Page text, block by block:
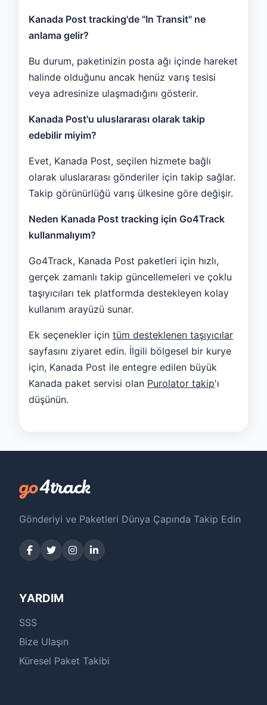
Kanada Post tracking'de "In Transit" ne
anlama gelir?
Bu durum, paketinizin posta ağı içinde hareket
halinde olduğunu ancak henüz varış tesisi
veya adresinize ulaşmadığını gösterir.
Kanada Post'u uluslararası olarak takip
edebilir miyim?
Evet, Kanada Post, seçilen hizmete bağlı
olarak uluslararası gönderiler için takip sağlar.
Takip görünürlüğü varış ülkesine göre değişir.
Neden Kanada Post tracking için Go4Track
kullanmalıyım?
Go4Track, Kanada Post paketleri için hızlı,
gerçek zamanlı takip güncellemeleri ve çoklu
taşıyıcıları tek platformda destekleyen kolay
kullanım arayüzü sunar.
Ek seçenekler için tüm desteklenen taşıyıcılar
sayfasını ziyaret edin. İlgili bölgesel bir kurye
için, Kanada Post ile entegre edilen büyük
Kanada paket servisi olan Purolator takip'ı
düşünün.
Gönderiyi ve Paketleri Dünya Çapında Takip Edin
YARDIM
SSS
Bize Ulaşın
Küresel Paket Takibi